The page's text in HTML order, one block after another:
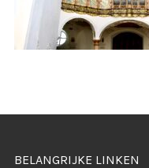
BELANGRIJKE LINKEN